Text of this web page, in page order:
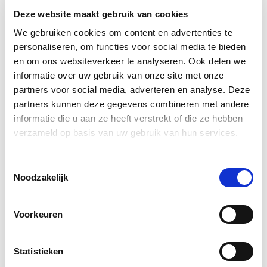
Deze website maakt gebruik van cookies
We gebruiken cookies om content en advertenties te
personaliseren, om functies voor social media te bieden
en om ons websiteverkeer te analyseren. Ook delen we
informatie over uw gebruik van onze site met onze
partners voor social media, adverteren en analyse. Deze
partners kunnen deze gegevens combineren met andere
informatie die u aan ze heeft verstrekt of die ze hebben
verzameld op basis van uw gebruik van hun services.
Noodzakelijk
Voorkeuren
Statistieken